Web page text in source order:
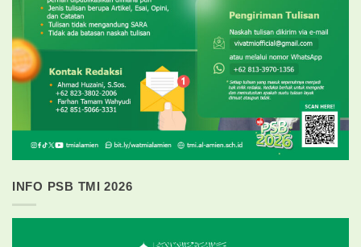
INFO PSB TMI 2026